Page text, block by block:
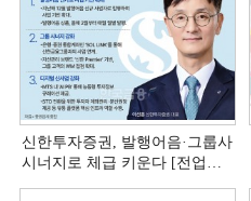
신한투자증권, 발행어음·그룹사
시너지로 체급 키운다 [전업계